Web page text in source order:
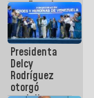
con Estado
Mayor
Eléctrico
para
abordar
planes de
acción
Presidenta
Delcy
Rodríguez
otorgó